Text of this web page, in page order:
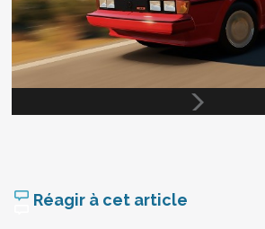
Réagir à cet article